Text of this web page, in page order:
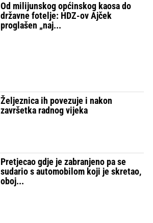
Od milijunskog općinskog kaosa do
državne fotelje: HDZ-ov Ajček
proglašen „naj...
Željeznica ih povezuje i nakon
završetka radnog vijeka
Pretjecao gdje je zabranjeno pa se
sudario s automobilom koji je skretao,
oboj...